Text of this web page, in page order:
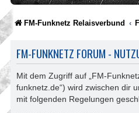
FM-Funknetz Relaisverbund
FM-FUNKNETZ FORUM -
Mit dem Zugriff auf „FM-
funknetz.de“) wird zwischen dir
mit folgenden Regelungen